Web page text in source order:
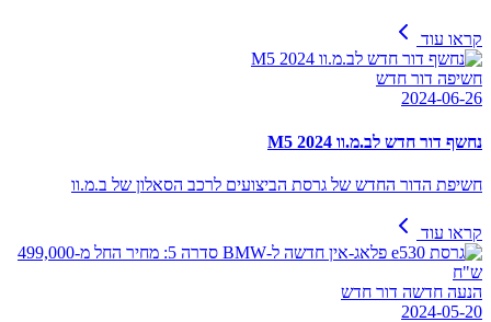
קראו עוד
חשיפה דור חדש
2024-06-26
נחשף דור חדש לב.מ.וו M5 2024
חשיפת הדור החדש של גרסת הביצועים לרכב הסאלון של ב.מ.וו
קראו עוד
הנעה חדשה דור חדש
2024-05-20